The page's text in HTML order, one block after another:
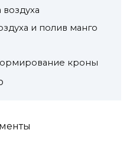
и полив манго
кроны